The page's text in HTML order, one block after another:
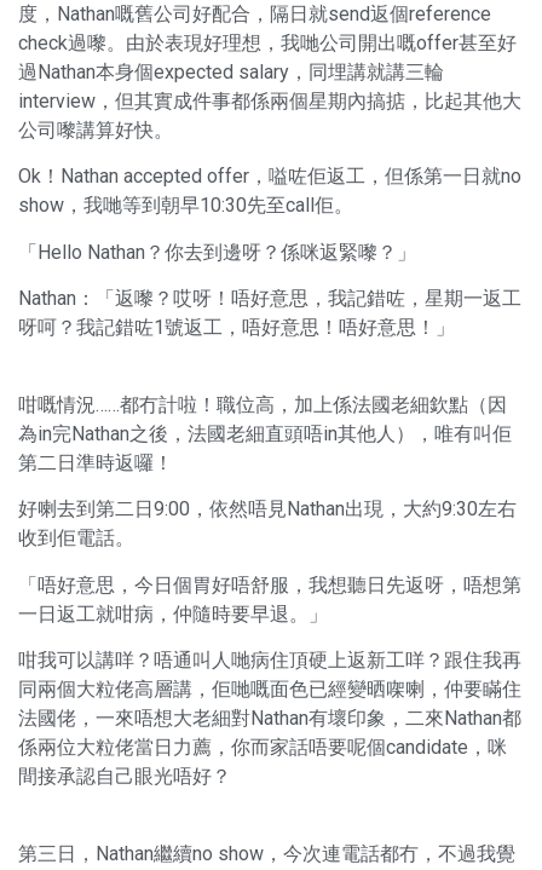
度，Nathan嘅舊公司好配合，隔日就send返個reference
check過嚟。由於表現好理想，我哋公司開出嘅offer甚至好
過Nathan本身個expected salary，同埋講就講三輪
interview，但其實成件事都係兩個星期內搞掂，比起其他大
公司嚟講算好快。
Ok！Nathan accepted offer，嗌咗佢返工，但係第一日就no
show，我哋等到朝早10:30先至call佢。
「Hello Nathan？你去到邊呀？係咪返緊嚟？」
Nathan：「返嚟？哎呀！唔好意思，我記錯咗，星期一返工
呀呵？我記錯咗1號返工，唔好意思！唔好意思！」
咁嘅情況……都冇計啦！職位高，加上係法國老細欽點（因
為in完Nathan之後，法國老細直頭唔in其他人），唯有叫佢
第二日準時返囉！
好喇去到第二日9:00，依然唔見Nathan出現，大約9:30左右
收到佢電話。
「唔好意思，今日個胃好唔舒服，我想聽日先返呀，唔想第
一日返工就咁病，仲隨時要早退。」
咁我可以講咩？唔通叫人哋病住頂硬上返新工咩？跟住我再
同兩個大粒佬高層講，佢哋嘅面色已經變晒㗎喇，仲要瞞住
法國佬，一來唔想大老細對Nathan有壞印象，二來Nathan都
係兩位大粒佬當日力薦，你而家話唔要呢個candidate，咪
間接承認自己眼光唔好？
第三日，Nathan繼續no show，今次連電話都冇，不過我覺